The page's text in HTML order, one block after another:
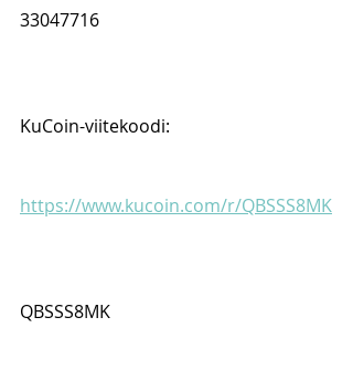
33047716
KuCoin-viitekoodi:
https://www.kucoin.com/r/QBSSS8MK
QBSSS8MK